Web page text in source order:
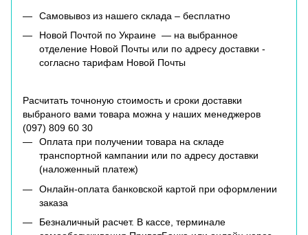
Самовывоз из нашего склада – бесплатно
Новой Почтой по Украине — на выбранное
отделение Новой Почты или по адресу доставки -
согласно тарифам Новой Почты
Расчитать точноную стоимость и сроки доставки
выбраного вами товара можна у наших менеджеров
(097) 809 60 30
Оплата при получении товара на складе
транспортной кампании или по адресу доставки
(наложенный платеж)
Онлайн-оплата банковской картой при оформлении
заказа
Безналичный расчет. В кассе, терминале